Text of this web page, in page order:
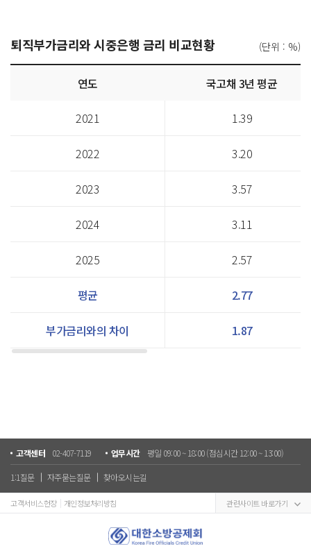
퇴직부가금리와 시중은행 금리 비교현황 (단위 : %)
연도 국고채 3년 평균
평균 2.77
부가금리와의 차이 1.87
2021 1.39
2022 3.20
2023 3.57
2024 3.11
2025 2.57
고객센터 02-407-7119 업무시간 평일 09:00 ~ 18:00 (점심시간 12:00 ~ 13:00)
1:1질문 자주묻는질문 찾아오시는길
고객서비스헌장 개인정보처리방침 관련사이트 바로가기